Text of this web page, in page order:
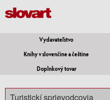
Vydavateľstvo
Knihy v slovenčine a češtine
Doplnkový tovar